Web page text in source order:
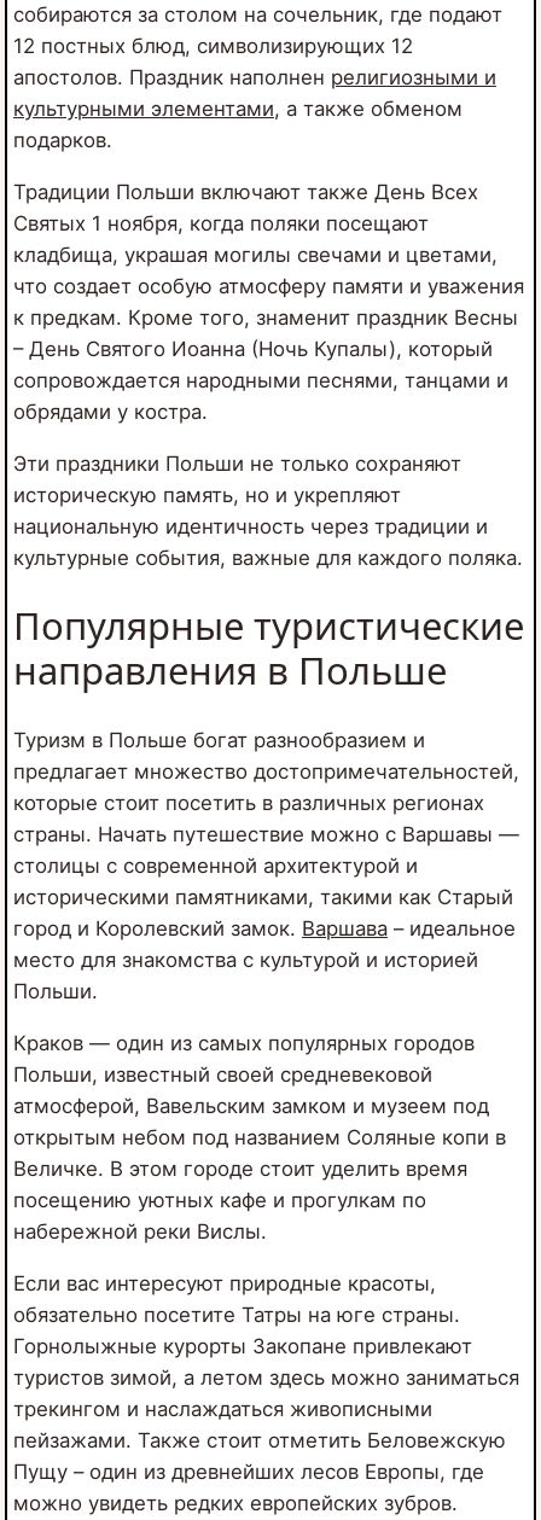
собираются за столом на сочельник, где подают
12 постных блюд, символизирующих 12
апостолов. Праздник наполнен религиозными и
культурными элементами, а также обменом
подарков.
Традиции Польши включают также День Всех
Святых 1 ноября, когда поляки посещают
кладбища, украшая могилы свечами и цветами,
что создает особую атмосферу памяти и уважения
к предкам. Кроме того, знаменит праздник Весны
– День Святого Иоанна (Ночь Купалы), который
сопровождается народными песнями, танцами и
обрядами у костра.
Эти праздники Польши не только сохраняют
историческую память, но и укрепляют
национальную идентичность через традиции и
культурные события, важные для каждого поляка.
Популярные туристические
направления в Польше
Туризм в Польше богат разнообразием и
предлагает множество достопримечательностей,
которые стоит посетить в различных регионах
страны. Начать путешествие можно с Варшавы —
столицы с современной архитектурой и
историческими памятниками, такими как Старый
город и Королевский замок. Варшава– идеальное
место для знакомства с культурой и историей
Польши.
Краков — один из самых популярных городов
Польши, известный своей средневековой
атмосферой, Вавельским замком и музеем под
открытым небом под названием Соляные копи в
Величке. В этом городе стоит уделить время
посещению уютных кафе и прогулкам по
набережной реки Вислы.
Если вас интересуют природные красоты,
обязательно посетите Татры на юге страны.
Горнолыжные курорты Закопане привлекают
туристов зимой, а летом здесь можно заниматься
трекингом и наслаждаться живописными
пейзажами. Также стоит отметить Беловежскую
Пущу – один из древнейших лесов Европы, где
можно увидеть редких европейских зубров.